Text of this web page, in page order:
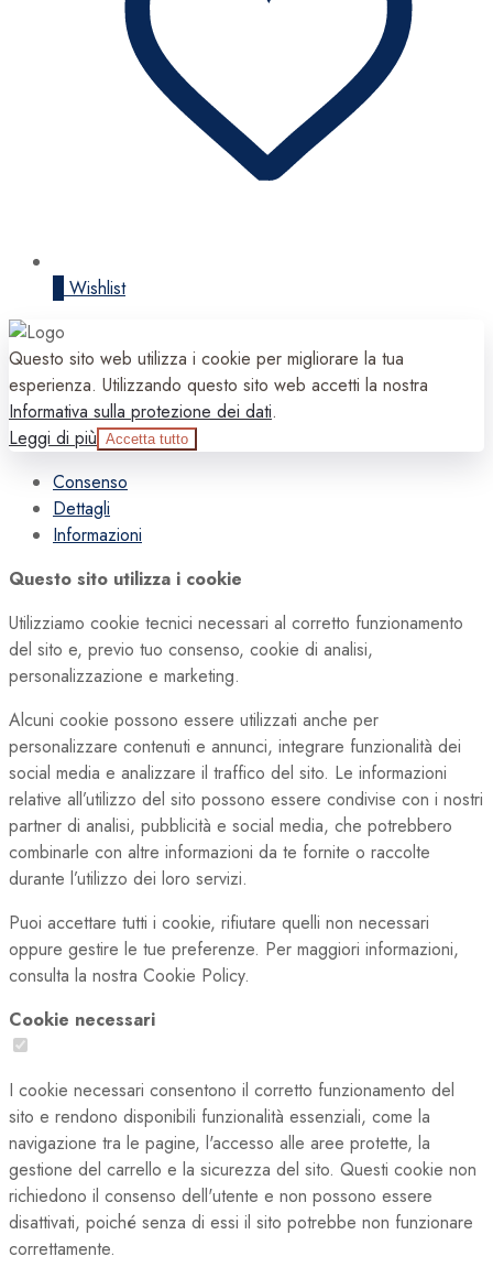
Wishlist
Questo sito web utilizza i cookie per migliorare la tua
esperienza. Utilizzando questo sito web accetti la nostra
Informativa sulla protezione dei dati.
Leggi di più Accetta tutto
Consenso
Dettagli
Informazioni
Questo sito utilizza i cookie
Utilizziamo cookie tecnici necessari al corretto funzionamento
del sito e, previo tuo consenso, cookie di analisi,
personalizzazione e marketing.
Alcuni cookie possono essere utilizzati anche per
personalizzare contenuti e annunci, integrare funzionalità dei
social media e analizzare il traffico del sito. Le informazioni
relative all’utilizzo del sito possono essere condivise con i nostri
partner di analisi, pubblicità e social media, che potrebbero
combinarle con altre informazioni da te fornite o raccolte
durante l’utilizzo dei loro servizi.
Puoi accettare tutti i cookie, rifiutare quelli non necessari
oppure gestire le tue preferenze. Per maggiori informazioni,
consulta la nostra Cookie Policy.
Cookie necessari
I cookie necessari consentono il corretto funzionamento del
sito e rendono disponibili funzionalità essenziali, come la
navigazione tra le pagine, l'accesso alle aree protette, la
gestione del carrello e la sicurezza del sito. Questi cookie non
richiedono il consenso dell'utente e non possono essere
disattivati, poiché senza di essi il sito potrebbe non funzionare
correttamente.